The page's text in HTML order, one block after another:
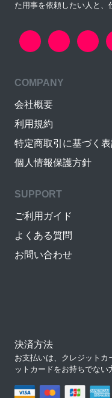
た用事を依頼したい人と、
COMPANY
会社概要
利用規約
特定商取引に基づく
個人情報保護方針
SUPPORT
ご利用ガイド
よくある質問
お問い合わせ
決済方法
お支払いは、クレジット
ットカードをお持ちでない